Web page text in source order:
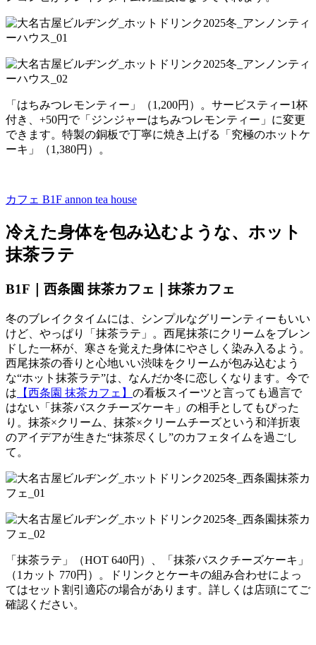
「はちみつレモンティー」（1,200円）。サービスティー1杯
付き、+50円で「ジンジャーはちみつレモンティー」に変更
できます。特製の銅板で丁寧に焼き上げる「究極のホットケ
ーキ」（1,380円）。
カフェ B1F annon tea house
冷えた身体を包み込むような、ホット
抹茶ラテ
B1F｜西条園 抹茶カフェ｜抹茶カフェ
冬のブレイクタイムには、シンプルなグリーンティーもいい
けど、やっぱり「抹茶ラテ」。西尾抹茶にクリームをブレン
ドした一杯が、寒さを覚えた身体にやさしく染み入るよう。
西尾抹茶の香りと心地いい渋味をクリームが包み込むよう
な“ホット抹茶ラテ”は、なんだか冬に恋しくなります。今で
は 【西条園 抹茶カフェ】 の看板スイーツと言っても過言で
はない「抹茶バスクチーズケーキ」の相手としてもぴった
り。抹茶×クリーム、抹茶×クリームチーズという和洋折衷
のアイデアが生きた“抹茶尽くし”のカフェタイムを過ごし
て。
「抹茶ラテ」（HOT 640円）、「抹茶バスクチーズケーキ」
（1カット 770円）。ドリンクとケーキの組み合わせによっ
てはセット割引適応の場合があります。詳しくは店頭にてご
確認ください。